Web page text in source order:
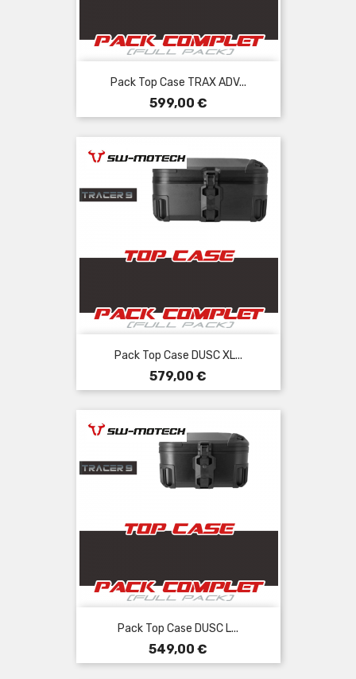
Pack Top Case TRAX ADV...
Prix
599,00 €
Pack Top Case DUSC XL...
Prix
579,00 €
Pack Top Case DUSC L...
Prix
549,00 €